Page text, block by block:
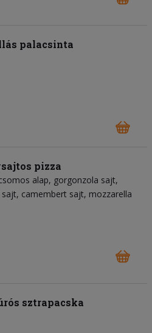
palacsinta
pizza
alap gorgonzola sajt
camembert sajt mozzarella
sztrapacska